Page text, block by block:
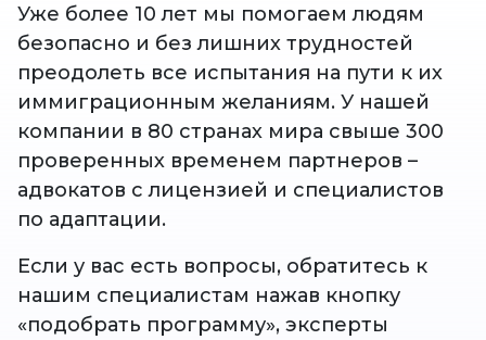
Уже более 10 лет мы помогаем людям
безопасно и без лишних трудностей
преодолеть все испытания на пути к их
иммиграционным желаниям. У нашей
компании в 80 странах мира свыше 300
проверенных временем партнеров –
адвокатов с лицензией и специалистов
по адаптации.
Если у вас есть вопросы, обратитесь к
нашим специалистам нажав кнопку
«подобрать программу», эксперты